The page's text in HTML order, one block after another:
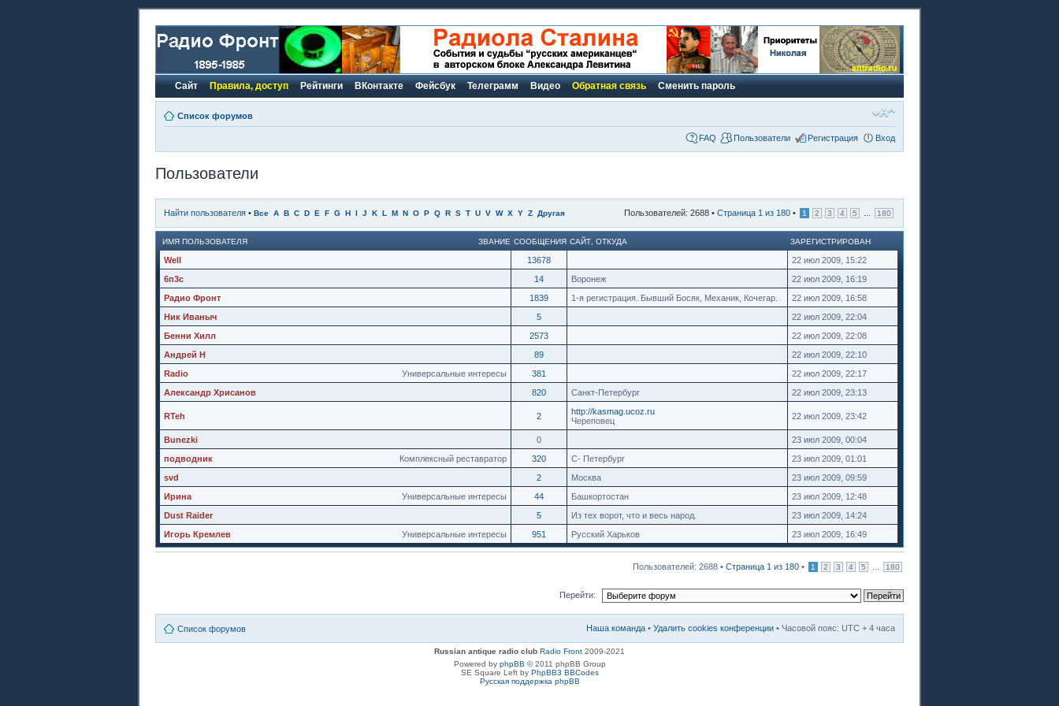
Сайт Правила, доступ Рейтинги ВКонтакте Фейсбук Телеграмм Видео Обратная связь Сменить пароль
Список форумов
FAQ Пользователи Регистрация Вход
Пользователи
Найти пользователя • Все A B C D E F G H I J K L M N O P Q R S T U V W X Y Z Другая Пользователей: 2688 • Страница 1 из 180 • 1 2 3 4 5 180
ЗВАНИЕ
ИМЯ ПОЛЬЗОВАТЕЛЯ СООБЩЕНИЯ САЙТ ОТКУДА ЗАРЕГИСТРИРОВАН
Well 13678
22 июл 2009, 15:22
6п3с
14 Воронеж
22 июл 2009, 16:19
Радио Фронт
1839 1-я регистрация. Бывший Босяк, Механик, Кочегар.
22 июл 2009, 16:58
Ник Иваныч
5
22 июл 2009, 22:04
Бенни Хилл
2573
22 июл 2009, 22:08
Андрей Н
89
22 июл 2009, 22:10
Универсальные интересы
Radio 381
22 июл 2009, 22:17
Александр Хрисанов
820 Санкт-Петербург 22 июл 2009, 23:13
RTeh 2
http://kasmag.ucoz.ru
Череповец
22 июл 2009, 23:42
Bunezki 0
23 июл 2009, 00:04
Комплексный реставратор
подводник 320 С- Петербург
23 июл 2009, 01:01
svd
2 Москва
23 июл 2009, 09:59
Универсальные интересы
Ирина 44 Башкортостан
23 июл 2009, 12:48
Dust Raider
5 Из тех ворот, что и весь народ.
23 июл 2009, 14:24
Универсальные интересы
Игорь Кремлев 951 Русский Харьков 23 июл 2009, 16:49
Пользователей: 2688 • Страница 1 из 180 • 1 2 3 4 5 180
Перейти:
Список форумов Наша команда • Удалить cookies конференции • Часовой пояс: UTC + 4 часа
Russian antique radio club Radio Front 2009-2021
Powered by phpBB © 2011 phpBB Group
SE Square Left by PhpBB3 BBCodes
Русская поддержка phpBB